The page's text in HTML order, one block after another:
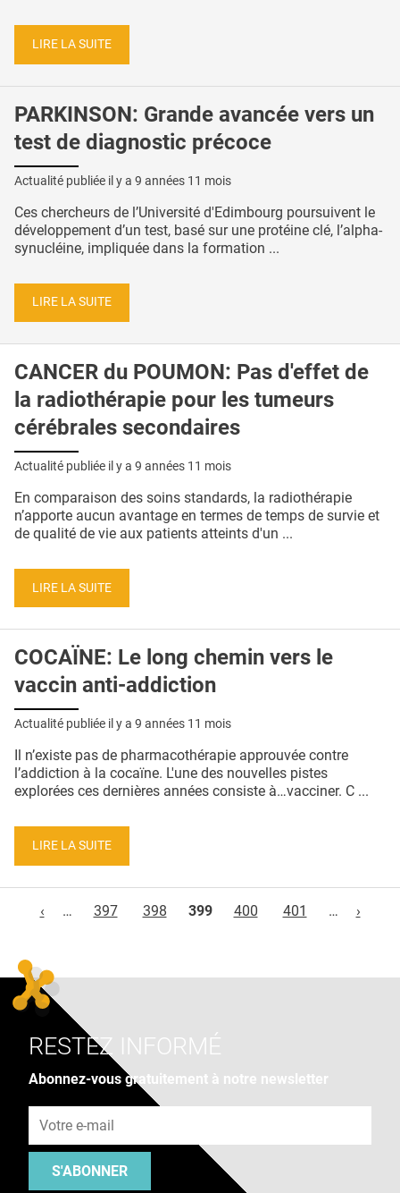
LIRE LA SUITE
PARKINSON: Grande avancée vers un
test de diagnostic précoce
Actualité publiée il y a 9 années 11 mois
Ces chercheurs de l’Université d'Edimbourg poursuivent le
développement d’un test, basé sur une protéine clé, l’alpha-
synucléine, impliquée dans la formation ...
LIRE LA SUITE
CANCER du POUMON: Pas d'effet de
la radiothérapie pour les tumeurs
cérébrales secondaires
Actualité publiée il y a 9 années 11 mois
En comparaison des soins standards, la radiothérapie
n’apporte aucun avantage en termes de temps de survie et
de qualité de vie aux patients atteints d'un ...
LIRE LA SUITE
COCAÏNE: Le long chemin vers le
vaccin anti-addiction
Actualité publiée il y a 9 années 11 mois
Il n’existe pas de pharmacothérapie approuvée contre
l’addiction à la cocaïne. L'une des nouvelles pistes
explorées ces dernières années consiste à…vacciner. C ...
LIRE LA SUITE
‹
… 397 398 399 400 401 … ›
RESTEZ INFORMÉ
Abonnez-vous gratuitement à notre newsletter
S'ABONNER